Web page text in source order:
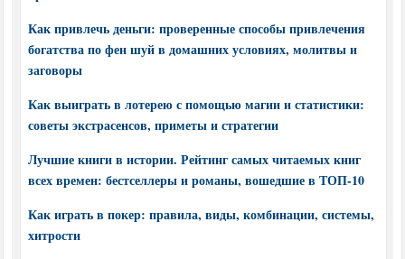
Как привлечь деньги: проверенные способы привлечения
богатства по фен шуй в домашних условиях, молитвы и
заговоры
Как выиграть в лотерею с помощью магии и статистики:
советы экстрасенсов, приметы и стратегии
Лучшие книги в истории. Рейтинг самых читаемых книг
всех времен: бестселлеры и романы, вошедшие в ТОП-10
Как играть в покер: правила, виды, комбинации, системы,
хитрости